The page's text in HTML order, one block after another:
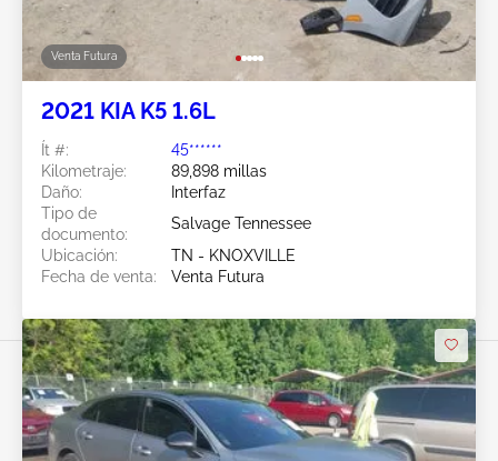
Venta Futura
2021 KIA K5 1.6L
Ít #:
45******
Kilometraje:
89,898 millas
Daño:
Interfaz
Tipo de
documento:
Salvage Tennessee
Ubicación:
TN - KNOXVILLE
Fecha de venta:
Venta Futura